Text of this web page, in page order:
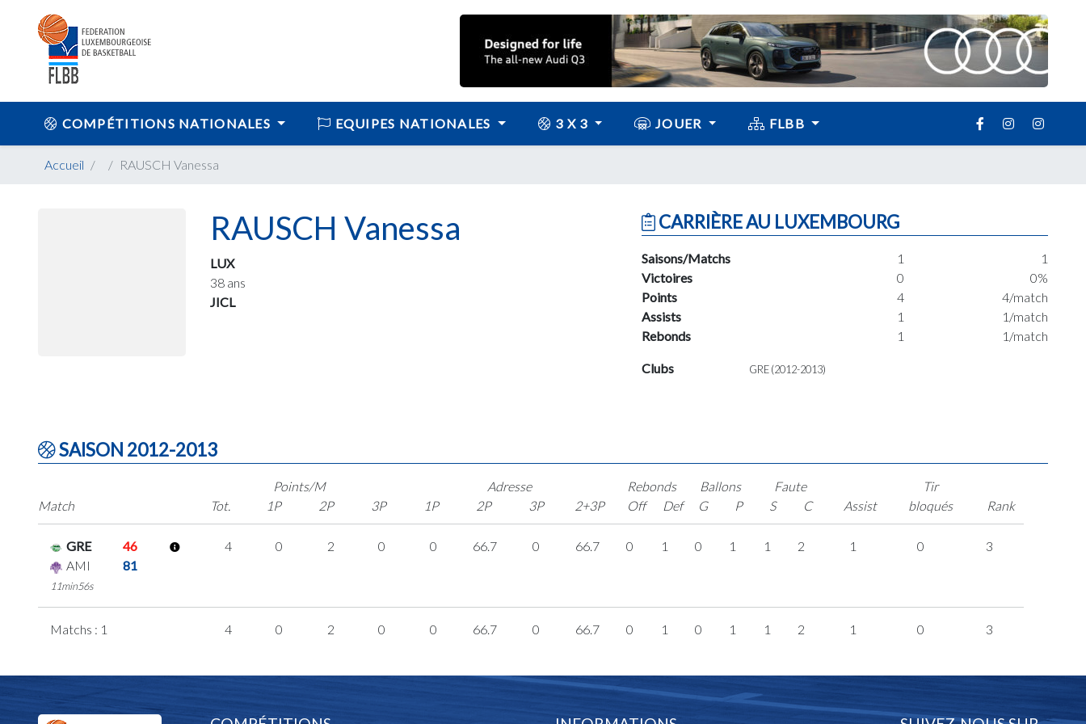
COMPÉTITIONS NATIONALES EQUIPES NATIONALES 3 X 3 JOUER FLBB
Accueil RAUSCH Vanessa
RAUSCH Vanessa
LUX
38 ans
JICL
CARRIÈRE AU LUXEMBOURG
Saisons/Matchs 1
1
Victoires
0
0%
Points
4
4/match
Assists
1
1/match
Rebonds
1 1/match
Clubs GRE (2012-2013)
SAISON 2012-2013
Match
Points/M
Tot.
1P 2P 3P
Adresse
1P
2P 3P 2+3P
Rebonds
Off
Def
Ballons
G
P
Faute
S
C Assist
Tir
bloqués
Rank
GRE
46
AMI
81
11min56s
4 0 2 0 0 66.7 0 66.7 0 1 0 1 1 2 1 0 3
Matchs : 1 4 0 2 0 0 66.7 0 66.7 0 1 0 1 1 2 1 0 3